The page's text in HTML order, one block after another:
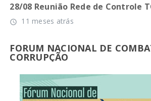
28/08 Reunião Rede de Controle
access_time 11 meses atrás
FORUM NACIONAL DE
CORRUPÇÃO